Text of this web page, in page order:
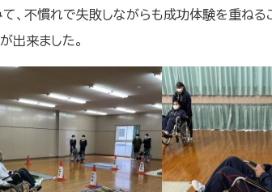
、不慣れで失敗しながらも成功体験を重ねる
出来ました。